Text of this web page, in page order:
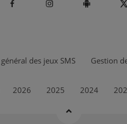
des jeux SMS Gestion
2026 2025 2024